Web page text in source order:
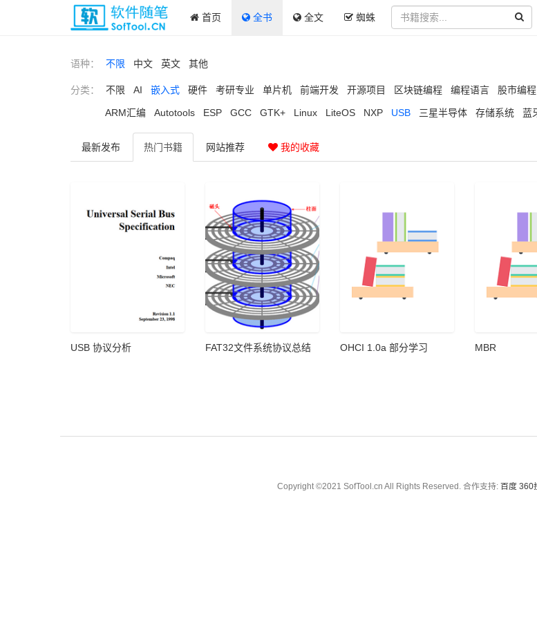
首页 全书 全文 蜘蛛
语种： 不限 中文 英文 其他
分类： 不限 AI 嵌入式 硬件 考研专业 单片机 前端开发 开源项目 区块链编程 编程语言 股市编程
ARM汇编 Autotools ESP GCC GTK+ Linux LiteOS NXP USB 三星半导体 存储系统 蓝
最新发布 热门书籍 网站推荐 我的收藏
USB 协议分析 FAT32文件系统协议总结 OHCI 1.0a 部分学习 MBR
Copyright ©2021 SofTool.cn All Rights Reserved. 合作支持: 百度 360